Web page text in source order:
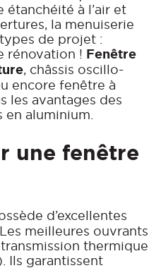
étanchéité à l’air et
la menuiserie
de projet :
rénovation ! Fenêtre
, châssis oscillo-
encore fenêtre à
les avantages des
aluminium.
une fenêtre
d’excellentes
meilleures ouvrants
thermique
Ils garantissent